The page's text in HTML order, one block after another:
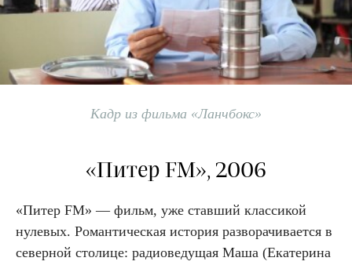
Кадр из фильма «Ланчбокс»
«Питер FM», 2006
«Питер FM» — фильм, уже ставший классикой
нулевых. Романтическая история разворачивается в
северной столице: радиоведущая Маша (Екатерина